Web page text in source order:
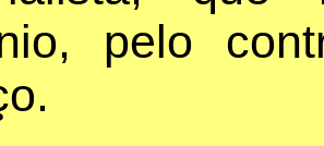
pelo